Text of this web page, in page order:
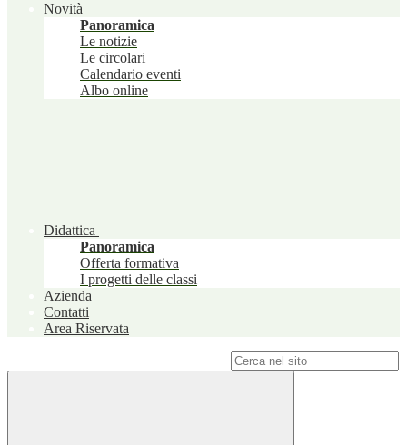
Novità
Panoramica
Le notizie
Le circolari
Calendario eventi
Albo online
Didattica
Panoramica
Offerta formativa
I progetti delle classi
Azienda
Contatti
Area Riservata